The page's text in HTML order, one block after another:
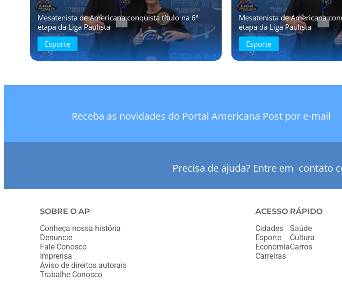
Mesatenista de Americana conquista título na 6ª
etapa da Liga Paulista
Esporte
Mesatenista de Americana
etapa da Liga Paulista
Esporte
Receba as novidades do Portal Americana Post por e-mail
Precisa de ajuda? Entre em contato
SOBRE O AP
Conheça nossa história
Denuncie
Fale Conosco
Imprensa
Aviso de direitos autorais
Trabalhe Conosco
ACESSO RÁPIDO
Cidades
Esporte
Economia
Carreiras
Saúde
Cultura
Carros